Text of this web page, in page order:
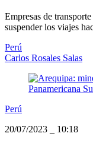
Empresas de
suspender los viajes
Perú
Carlos Rosales Salas
Perú
20/07/2023
10:18